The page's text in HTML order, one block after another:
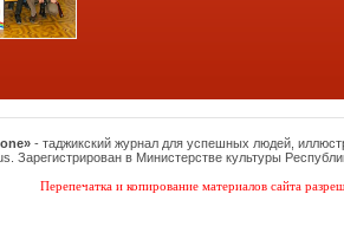
- таджикский журнал для успешных людей,
Зарегистрирован в Министерстве культуры
Перепечатка и копирование материалов сайта